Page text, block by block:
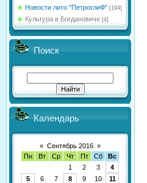
Новости лито "ПетроглиФ" [194]
Культура в Богдановиче [4]
Поиск
Календарь
« Сентябрь 2016 »
Пн
Вт Ср Чт Пт Сб
Вс
1
2 3
4
5
6 7 8 9 10
11